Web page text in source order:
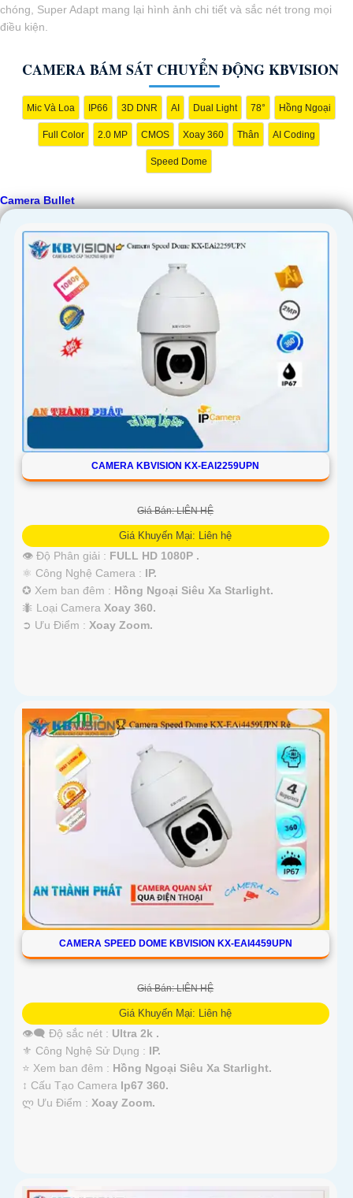
chóng, Super Adapt mang lại hình ảnh chi tiết và sắc nét trong mọi
điều kiện.
CAMERA BÁM SÁT CHUYỂN ĐỘNG KBVISION
Mic Và Loa IP66 3D DNR AI Dual Light 78° Hồng Ngoại
Full Color 2.0 MP CMOS Xoay 360 Thân AI Coding
Speed Dome
Camera Bullet
CAMERA KBVISION KX-EAI2259UPN
Giá Bán: LIÊN HỆ
Giá Khuyến Mại: Liên hệ
👁 Độ Phân giải : FULL HD 1080P .
⚛️ Công Nghệ Camera : IP.
✪ Xem ban đêm : Hồng Ngoại Siêu Xa Starlight.
🐜 Loại Camera Xoay 360.
️➲ Ưu Điểm : Xoay Zoom.
CAMERA SPEED DOME KBVISION KX-EAI4459UPN
Giá Bán: LIÊN HỆ
Giá Khuyến Mại: Liên hệ
👁️‍🗨 Độ sắc nét : Ultra 2k .
⚜️ Công Nghệ Sử Dụng : IP.
⭐ Xem ban đêm : Hồng Ngoại Siêu Xa Starlight.
↕️ Cấu Tạo Camera Ip67 360.
️ლ Ưu Điểm : Xoay Zoom.